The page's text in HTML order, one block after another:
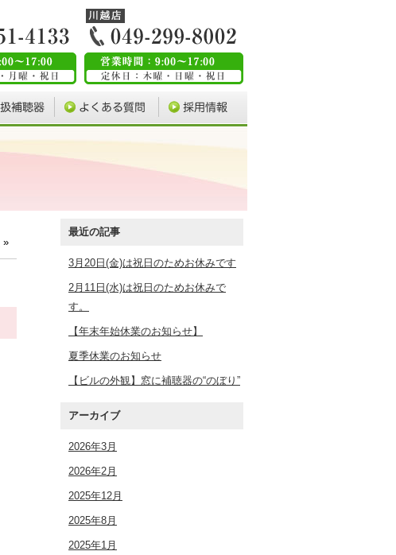
»
最近の記事
3月20日(金)は祝日のためお休みです
2月11日(水)は祝日のためお休みで
す。
【年末年始休業のお知らせ】
夏季休業のお知らせ
【ビルの外観】窓に補聴器の“のぼり”
アーカイブ
2026年3月
2026年2月
2025年12月
2025年8月
2025年1月